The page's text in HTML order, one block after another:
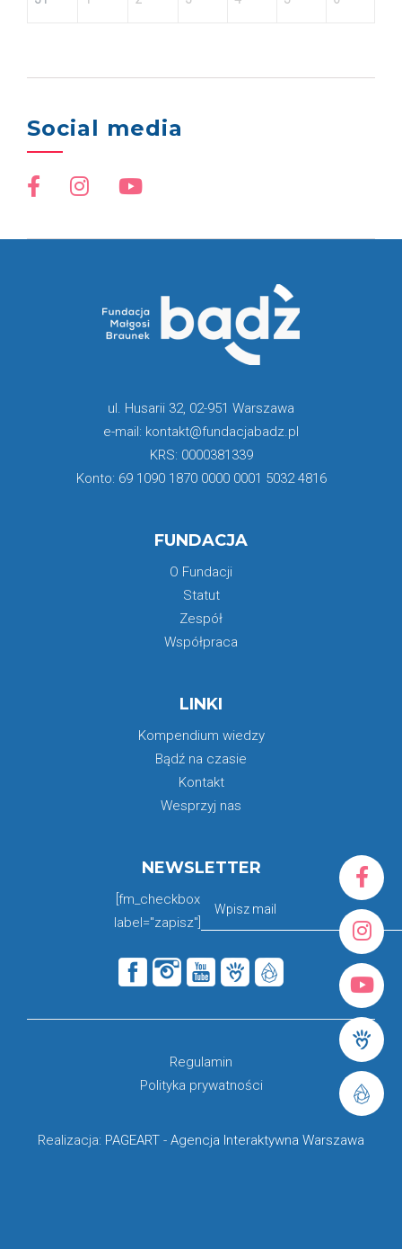
Social media
ul. Husarii 32, 02-951 Warszawa
e-mail: kontakt@fundacjabadz.pl
KRS: 0000381339
Konto: 69 1090 1870 0000 0001 5032 4816
FUNDACJA
O Fundacji
Statut
Zespół
Współpraca
LINKI
Kompendium wiedzy
Bądź na czasie
Kontakt
Wesprzyj nas
NEWSLETTER
[fm_checkbox
label="zapisz"]
Realizacja: PAGEART - Agencja Interaktywna Warszawa
Regulamin
Polityka prywatności